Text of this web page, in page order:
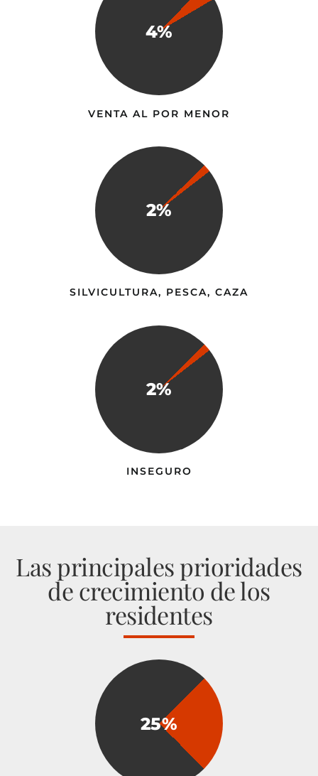
4%
VENTA AL POR MENOR
2%
SILVICULTURA, PESCA, CAZA
2%
INSEGURO
Las principales prioridades
de crecimiento de los
residentes
25%